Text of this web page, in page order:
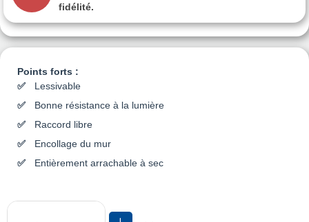
Points forts :
Lessivable
Bonne résistance à la lumière
Raccord libre
Encollage du mur
Entièrement arrachable à sec
fidélité.